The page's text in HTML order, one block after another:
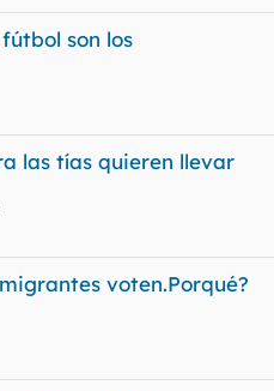
son los
las tías quieren llevar
voten.Porqué?